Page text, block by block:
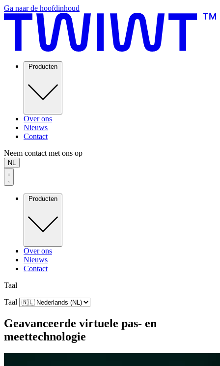
Ga naar de hoofdinhoud
Producten
Over ons
Nieuws
Contact
Neem contact met ons op
NL
Producten
Over ons
Nieuws
Contact
Taal
Taal
Geavanceerde virtuele pas- en
meettechnologie